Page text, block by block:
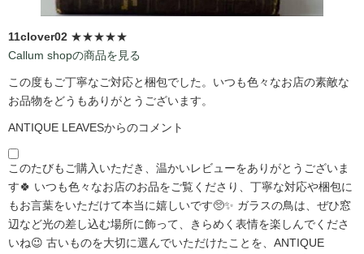
11clover02 ★★★★★
Callum shopの商品を見る
この度もご丁寧なご対応と梱包でした。いつも色々なお店の素敵な
お品物をどうもありがとうございます。
ANTIQUE LEAVESからのコメント
このたびもご購入いただき、温かいレビューをありがとうございま
す🍀 いつも色々なお店のお品をご覧くださり、丁寧な対応や梱包に
もお言葉をいただけて本当に嬉しいです🥺✨ ガラスの鳥は、ぜひ窓
辺など光の差し込む場所に飾って、きらめく表情を楽しんでくださ
いね😉 古いものを大切に選んでいただけたことを、ANTIQUE